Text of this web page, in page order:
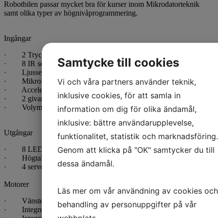
Robotbilen passar mycket bra för kurser inom Mikrodatorteknik
samt olika typer av högnivåprogrammering.
Ingångar
· 2 Tryckknappar
· 8 IR sensorer
· Ljussensor
· Mikrofon
· Accelerometer/kompass
· 2 givare för linjeavkänning
· Volymkontroll
Utgångar
· 8 LED
· Högtalare
· 4 servo utgångar
Motorer
· Vänster och höger
· Integrerad växellåda
Samtycke till cookies
Vi och våra partners använder teknik,
inklusive cookies, för att samla in
information om dig för olika ändamål,
inklusive: bättre användarupplevelse,
funktionalitet, statistik och marknadsföring.
Genom att klicka på "OK" samtycker du till
dessa ändamål.
Läs mer om vår användning av cookies och
behandling av personuppgifter på vår